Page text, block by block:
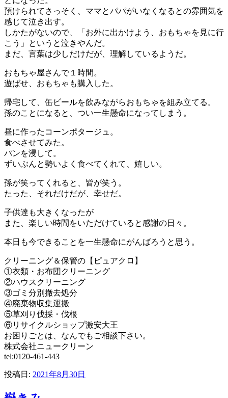
預けられてさっそく、ママとパパがいなくなるとの雰囲気を
感じて泣き出す。
しかたがないので、「お外に出かけよう、おもちゃを見に行
こう」というと泣きやんだ。
まだ、言葉は少しだけだが、理解しているようだ。
おもちゃ屋さんで１時間。
遊ばせ、おもちゃも購入した。
帰宅して、缶ビールを飲みながらおもちゃを組み立てる。
孫のことになると、つい一生懸命になってしまう。
昼に作ったコーンポタージュ。
食べさせてみた。
パンを浸して。
ずいぶんと勢いよく食べてくれて、嬉しい。
孫が笑ってくれると、皆が笑う。
たった、それだけだが、幸せだ。
子供達も大きくなったが
また、楽しい時間をいただけていると感謝の日々。
本日も今できることを一生懸命にがんばろうと思う。
クリーニング＆保管の【ピュアクロ】
①衣類・お布団クリーニング
②ハウスクリーニング
③ゴミ分別撤去処分
④廃棄物収集運搬
⑤草刈り伐採・伐根
⑥リサイクルショップ激安大王
お困りごとは、なんでもご相談下さい。
株式会社ニュークリーン
tel:0120-461-443
投稿日: 2021年8月30日